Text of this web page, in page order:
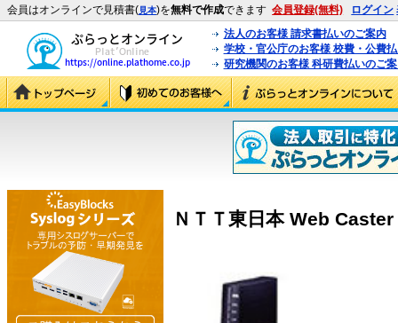
会員はオンラインで見積書(見本)を無料で作成できます 会員登録(無料) ログイン
法人のお客様 請求書払いのご案内
学校・官公庁のお客様 校費・公費
研究機関のお客様 科研費払いのご
ＮＴＴ東日本 Web